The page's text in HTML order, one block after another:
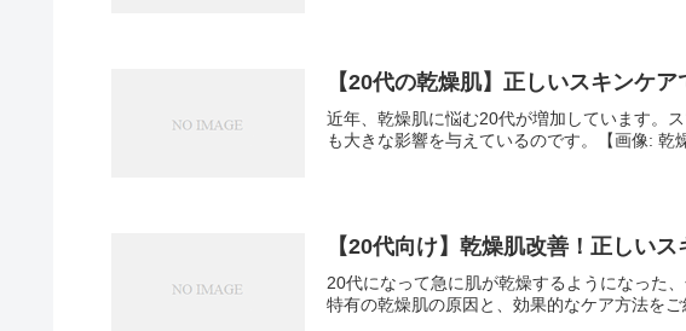
【20代の乾燥肌】正しいスキンケ
近年、乾燥肌に悩む20代が増加しています。
も大きな影響を与えているのです。【画像: 乾
【20代向け】乾燥肌改善！正しい
20代になって急に肌が乾燥するようになった
特有の乾燥肌の原因と、効果的なケア方法を